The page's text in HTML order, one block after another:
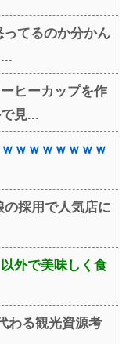
ってるのか分かん
ヒーカップを作
見...
ｗｗｗｗｗｗｗ
の採用で人気店に
外で美味しく食
わる観光資源考